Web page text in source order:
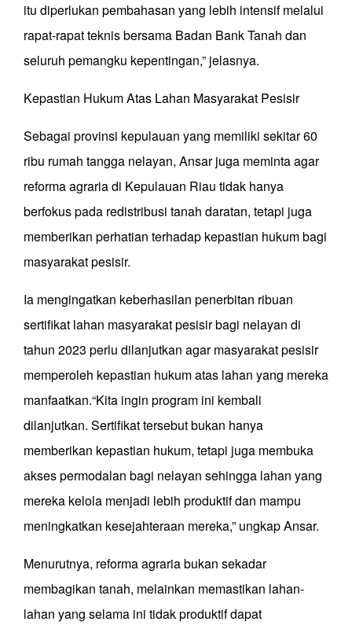
itu diperlukan pembahasan yang lebih intensif melalui
rapat-rapat teknis bersama Badan Bank Tanah dan
seluruh pemangku kepentingan,” jelasnya.
Kepastian Hukum Atas Lahan Masyarakat Pesisir
Sebagai provinsi kepulauan yang memiliki sekitar 60
ribu rumah tangga nelayan, Ansar juga meminta agar
reforma agraria di Kepulauan Riau tidak hanya
berfokus pada redistribusi tanah daratan, tetapi juga
memberikan perhatian terhadap kepastian hukum bagi
masyarakat pesisir.
Ia mengingatkan keberhasilan penerbitan ribuan
sertifikat lahan masyarakat pesisir bagi nelayan di
tahun 2023 perlu dilanjutkan agar masyarakat pesisir
memperoleh kepastian hukum atas lahan yang mereka
manfaatkan.“Kita ingin program ini kembali
dilanjutkan. Sertifikat tersebut bukan hanya
memberikan kepastian hukum, tetapi juga membuka
akses permodalan bagi nelayan sehingga lahan yang
mereka kelola menjadi lebih produktif dan mampu
meningkatkan kesejahteraan mereka,” ungkap Ansar.
Menurutnya, reforma agraria bukan sekadar
membagikan tanah, melainkan memastikan lahan-
lahan yang selama ini tidak produktif dapat